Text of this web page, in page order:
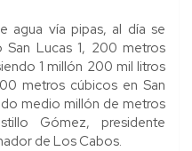
agua vía pipas, al día se
San Lucas 1, 200 metros
1 millón 200 mil litros
metros cúbicos en San
medio millón de metros
Gómez, presidente
de Los Cabos.